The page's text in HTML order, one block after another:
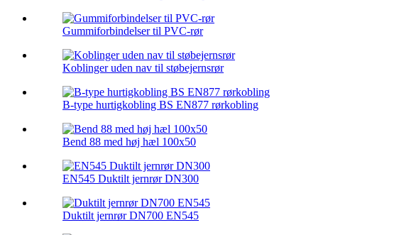
Gummiforbindelser til PVC-rør
Koblinger uden nav til støbejernsrør
B-type hurtigkobling BS EN877 rørkobling
Bend 88 med høj hæl 100x50
EN545 Duktilt jernrør DN300
Duktilt jernrør DN700 EN545